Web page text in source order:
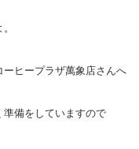
ヒープラザ萬象店さんへ
備をしていますので